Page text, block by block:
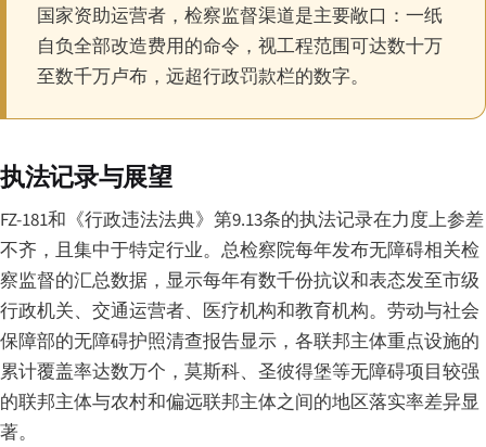
国家资助运营者，检察监督渠道是主要敞口：一纸
自负全部改造费用的命令，视工程范围可达数十万
至数千万卢布，远超行政罚款栏的数字。
执法记录与展望
FZ-181和《行政违法法典》第9.13条的执法记录在力度上参差
不齐，且集中于特定行业。总检察院每年发布无障碍相关检
察监督的汇总数据，显示每年有数千份抗议和表态发至市级
行政机关、交通运营者、医疗机构和教育机构。劳动与社会
保障部的无障碍护照清查报告显示，各联邦主体重点设施的
累计覆盖率达数万个，莫斯科、圣彼得堡等无障碍项目较强
的联邦主体与农村和偏远联邦主体之间的地区落实率差异显
著。